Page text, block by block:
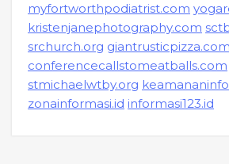
myfortworthpodiatrist.com
kristenjanephotography.com
srchurch.org giantrusticpizza.com
conferencecallstomeatballs.com
stmichaelwtby.org
zonainformasi.id informasi123.id